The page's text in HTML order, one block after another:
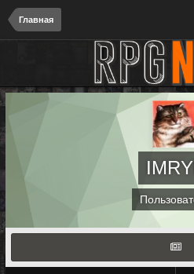
Главная